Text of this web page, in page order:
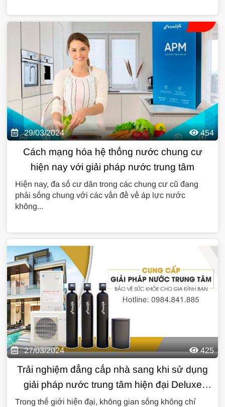
29/03/2024 454
Cách mạng hóa hệ thống nước chung cư
hiện nay với giải pháp nước trung tâm
Hiện nay, đa số cư dân trong các chung cư cũ đang
phải sống chung với các vấn đề về áp lực nước
không...
27/03/2024 425
Trải nghiệm đẳng cấp nhà sang khi sử dụng
giải pháp nước trung tâm hiện đại Deluxe
Home
Trong thế giới hiện đại, không gian sống không chỉ